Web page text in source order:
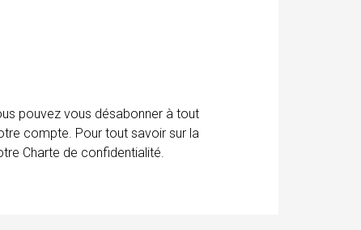
pouvez vous désabonner à tout
compte. Pour tout savoir sur la
Charte de confidentialité.